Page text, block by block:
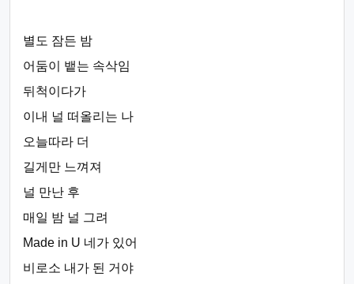
별도 잠든 밤
어둠이 뱉는 속삭임
뒤척이다가
이내 널 떠올리는 나
오늘따라 더
길게만 느껴져
널 만난 후
매일 밤 널 그려
Made in U 네가 있어
비로소 내가 된 거야